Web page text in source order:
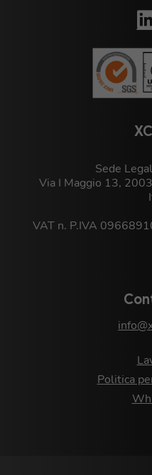
Sede
Via I Maggio 13,
VAT n. P.IVA
Politica